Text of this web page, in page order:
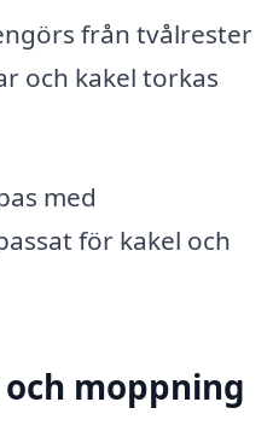
från tvålrester
och kakel torkas
med
för kakel och
moppning